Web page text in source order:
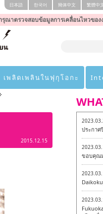
าตรวจสอบข้อมูลการเคลื่อนไหวขอ
日本語 한국어 簡体中文 繁體中
เพลิดเพลินในฟุกุโอกะ
2015.12.15
ประกาศ
ขอบคุณ